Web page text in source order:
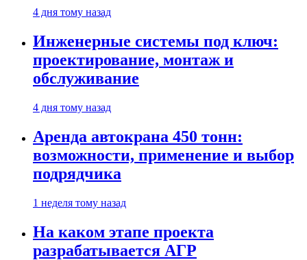
4 дня тому назад
Инженерные системы под ключ:
проектирование, монтаж и
обслуживание
4 дня тому назад
Аренда автокрана 450 тонн:
возможности, применение и выбор
подрядчика
1 неделя тому назад
На каком этапе проекта
разрабатывается АГР